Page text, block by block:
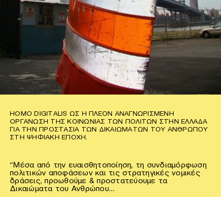
HOMO DIGITALIS ΩΣ Η ΠΛΈΟΝ ΑΝΑΓΝΩΡΙΣΜΈΝΗ
ΟΡΓΆΝΩΣΗ ΤΗΣ ΚΟΙΝΩΝΊΑΣ ΤΩΝ ΠΟΛΙΤΏΝ ΣΤΗΝ ΕΛΛΆΔΑ
ΓΙΑ ΤΗΝ ΠΡΟΣΤΑΣΊΑ ΤΩΝ ΔΙΚΑΙΩΜΆΤΩΝ ΤΟΥ ΑΝΘΡΏΠΟΥ
ΣΤΗ ΨΗΦΙΑΚΉ ΕΠΟΧΉ.
“Μέσα από την ευαισθητοποίηση, τη συνδιαμόρφωση
πολιτικών αποφάσεων και τις στρατηγικές νομικές
δράσεις, προωθούμε & προστατεύουμε τα
Δικαιώματα του Ανθρώπου…